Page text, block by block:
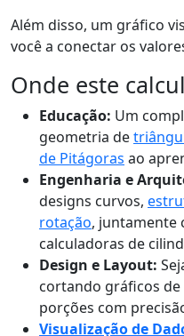
Além disso, um gráfico
você a conectar os
Onde este
Educação: Um
geometria de
de Pitágoras ao
Engenharia e
designs curvos,
rotação, juntamente
calculadoras de
Design e Layout:
cortando gráficos de
porções com
Visualização de